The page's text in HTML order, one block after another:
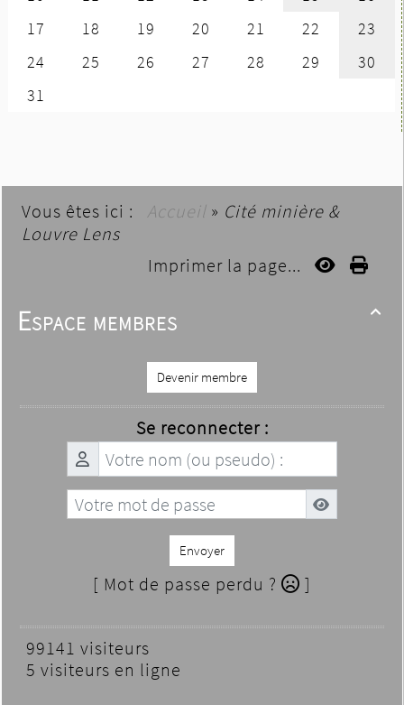
Vous êtes ici : Accueil » Cité minière &
Louvre Lens
Imprimer la page...

Espace membres
Devenir membre
Se reconnecter :
Envoyer
[ Mot de passe perdu ? ]
99141 visiteurs
5 visiteurs en ligne